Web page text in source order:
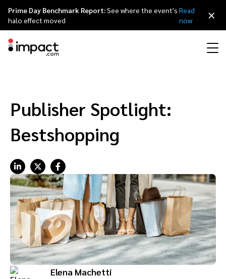
Discover & Recruit Contract & Pay
Track
Protect & Monitor
Creator
Scopri, gestisci e misura le partnership con i creator
Advocate
Coinvolgi, gestisci, premia e traccia il tuo programma di customer
referral
Partnership mobile
Business Development
Analisi e attribuzione
SaaS marketing
App
Content publisher
Premium publisher
Partner tecnologici directory
Programma di referral
Partnerships Experience (iPX) evento
Partnerships Experience Academy
Sostenibilità
Deutsch
English
Prime Day Benchmark Report:See where the event's
halo effect moved
Read
now
×
Publisher Spotlight:
Bestshopping
Elena Machetti